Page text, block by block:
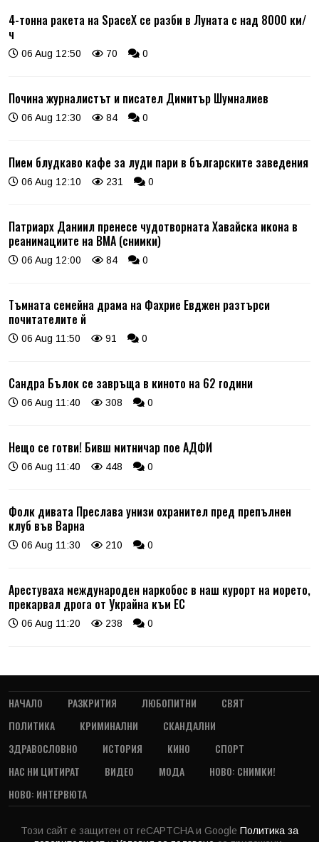
4-тонна ракета на SpaceX се разби в Луната с над 8000 км/
ч
06 Aug 12:50 70 0
Почина журналистът и писател Димитър Шумналиев
06 Aug 12:30 84 0
Пием блудкаво кафе за луди пари в българските заведения
06 Aug 12:10 231 0
Патриарх Даниил пренесе чудотворната Хавайска икона в
реанимациите на ВМА (снимки)
06 Aug 12:00 84 0
Тъмната семейна драма на Фахрие Евджен разтърси
почитателите й
06 Aug 11:50 91 0
Сандра Бълок се завръща в киното на 62 години
06 Aug 11:40 308 0
Нещо се готви! Бивш митничар пое АДФИ
06 Aug 11:40 448 0
Фолк дивата Преслава унизи охранител пред препълнен
клуб във Варна
06 Aug 11:30 210 0
Арестуваха международен наркобос в наш курорт на морето,
прекарвал дрога от Украйна към ЕС
06 Aug 11:20 238 0
НАЧАЛО РАЗКРИТИЯ ЛЮБОПИТНИ
СВЯТ
ПОЛИТИКА
КРИМИНАЛНИ
СКАНДАЛНИ
ЗДРАВОСЛОВНО
ИСТОРИЯ КИНО
СПОРТ
НАС НИ ЦИТИРАТ
ВИДЕО МОДА
НОВО: СНИМКИ!
НОВО: ИНТЕРВЮТА
Този сайт е защитен от reCAPTCHA и Google Политика за